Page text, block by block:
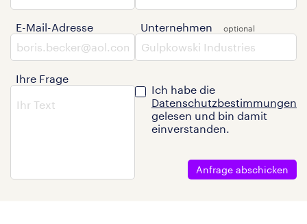
E-Mail-Adresse
Ihre Frage
Unternehmen
Ich habe die
Datenschutzbestimmungen
gelesen und bin damit
einverstanden.
Anfrage abschicken